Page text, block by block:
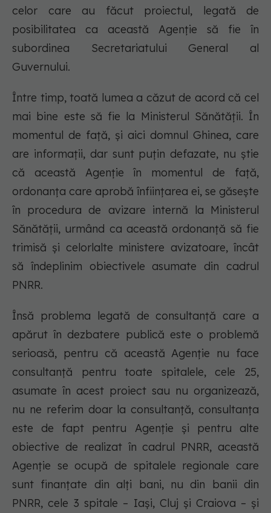
celor care au făcut proiectul, legată de
posibilitatea ca această Agenţie să fie în
subordinea Secretariatului General al
Guvernului.
Între timp, toată lumea a căzut de acord că cel
mai bine este să fie la Ministerul Sănătății. În
momentul de faţă, şi aici domnul Ghinea, care
are informaţii, dar sunt puţin defazate, nu ştie
că această Agenţie în momentul de faţă,
ordonanţa care aprobă înfiinţarea ei, se găseşte
în procedura de avizare internă la Ministerul
Sănătății, urmând ca această ordonanţă să fie
trimisă şi celorlalte ministere avizatoare, încât
să îndeplinim obiectivele asumate din cadrul
PNRR.
Însă problema legată de consultanţă care a
apărut în dezbatere publică este o problemă
serioasă, pentru că această Agenţie nu face
consultanţă pentru toate spitalele, cele 25,
asumate în acest proiect sau nu organizează,
nu ne referim doar la consultanţă, consultanţa
este de fapt pentru Agenţie şi pentru alte
obiective de realizat în cadrul PNRR, această
Agenţie se ocupă de spitalele regionale care
sunt finanţate din alţi bani, nu din banii din
PNRR, cele 3 spitale – Iaşi, Cluj şi Craiova – şi